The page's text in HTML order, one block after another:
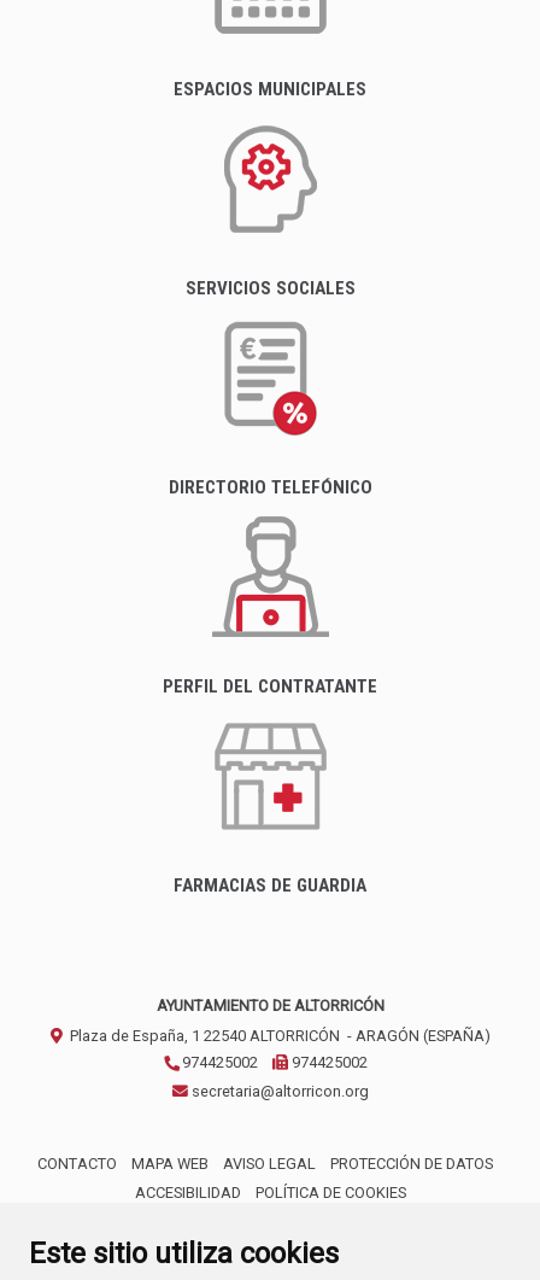
Este sitio utiliza cookies
ESPACIOS MUNICIPALES
SERVICIOS SOCIALES
DIRECTORIO TELEFÓNICO
PERFIL DEL CONTRATANTE
FARMACIAS DE GUARDIA
AYUNTAMIENTO DE ALTORRICÓN
Plaza de España, 1 22540 ALTORRICÓN - ARAGÓN (ESPAÑA)
974425002
974425002
secretaria@altorricon.org
CONTACTO MAPA WEB AVISO LEGAL
PROTECCIÓN DE DATOS
ACCESIBILIDAD
POLÍTICA DE COOKIES